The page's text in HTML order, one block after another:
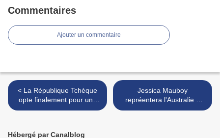
Commentaires
Ajouter un commentaire
< La République Tchèque
opte finalement pour une
présélection
Jessica Mauboy
repréentera l'Australie à
Lisbonne >
Hébergé par Canalblog